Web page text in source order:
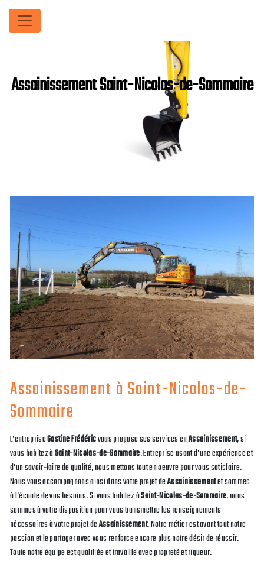
Panneau de gestion des cookies
Assainissement Saint-Nicolas-de-Sommaire
Assainissement à Saint-Nicolas-de-
Sommaire
L’entrepriseGastine Frédéricvous propose ses services enAssainissement, si
vous habitez àSaint-Nicolas-de-Sommaire. Entreprise usant d’une expérience et
d’un savoir-faire de qualité, nous mettons tout en oeuvre pour vous satisfaire.
Nous vous accompagnons ainsi dans votre projet deAssainissementet sommes
à l’écoute de vos besoins. Si vous habitez àSaint-Nicolas-de-Sommaire, nous
sommes à votre disposition pour vous transmettre les renseignements
nécessaires à votre projet deAssainissement. Notre métier est avant tout notre
passion et le partager avec vous renforce encore plus notre désir de réussir.
Toute notre équipe est qualifiée et travaille avec propreté et rigueur.